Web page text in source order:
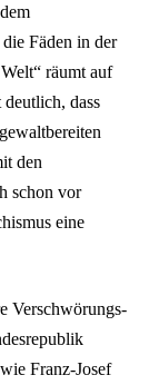
Fäden in der
räumt auf
dass
den
schon vor
eine
Verschwörungs­
Franz-Josef